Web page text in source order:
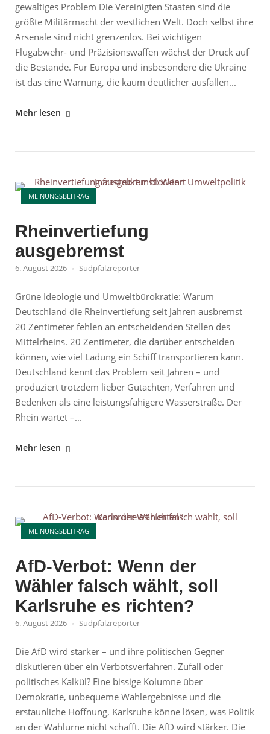
gewaltiges Problem Die Vereinigten Staaten sind die
größte Militärmacht der westlichen Welt. Doch selbst ihre
Arsenale sind nicht grenzenlos. Bei wichtigen
Flugabwehr- und Präzisionswaffen wächst der Druck auf
die Bestände. Für Europa und insbesondere die Ukraine
ist das eine Warnung, die kaum deutlicher ausfallen...
"Den
aus?
Warum
Abhängigkeit
jetzt
zum
wird"
Mehr lesen
MEINUNGSBEITRAG
Open post
Rheinvertiefung
ausgebremst
6. August 2026 Südpfalzreporter
Grüne Ideologie und Umweltbürokratie: Warum
Deutschland die Rheinvertiefung seit Jahren ausbremst
20 Zentimeter fehlen an entscheidenden Stellen des
Mittelrheins. 20 Zentimeter, die darüber entscheiden
können, wie viel Ladung ein Schiff transportieren kann.
Deutschland kennt das Problem seit Jahren – und
produziert trotzdem lieber Gutachten, Verfahren und
Bedenken als eine leistungsfähigere Wasserstraße. Der
Rhein wartet –...
"Rheinvertiefung
Mehr lesen
MEINUNGSBEITRAG
Open post
AfD-Verbot: Wenn der
Wähler falsch wählt, soll
Karlsruhe es richten?
6. August 2026 Südpfalzreporter
Die AfD wird stärker – und ihre politischen Gegner
diskutieren über ein Verbotsverfahren. Zufall oder
politisches Kalkül? Eine bissige Kolumne über
Demokratie, unbequeme Wahlergebnisse und die
erstaunliche Hoffnung, Karlsruhe könne lösen, was Politik
an der Wahlurne nicht schafft. Die AfD wird stärker. Die